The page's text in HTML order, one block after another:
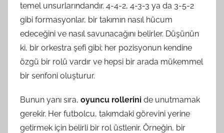
temel unsurlarındandır. 4-4-2, 4-3-3 ya da 3-5-2
gibi formasyonlar, bir takımın nasıl hücum
edeceğini ve nasıl savunacağını belirler. Düşünün
ki, bir orkestra şefi gibi; her pozisyonun kendine
özgü bir rolü vardır ve hepsi bir arada mükemmel
bir senfoni oluşturur.
Bunun yanı sıra, oyuncu rollerini de unutmamak
gerekir. Her futbolcu, takımdaki görevini yerine
getirmek için belirli bir rol üstlenir. Örneğin, bir